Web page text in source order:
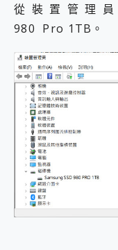
從裝置管理員
980 Pro 1TB。